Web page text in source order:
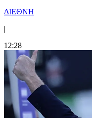
ΔΙΕΘΝΗ
|
12:28